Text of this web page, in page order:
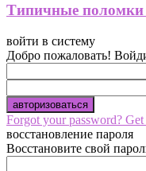
Типичные поломки
войти в систему
Добро пожаловать!
Forgot your password?
восстановление пароля
Восстановите свой